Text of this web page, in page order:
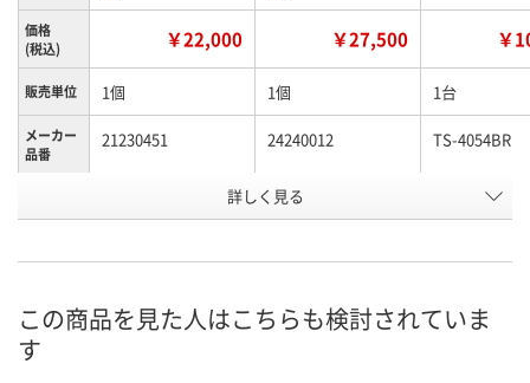
価格
(税込)
￥22,000 ￥27,500 ￥
販売単位 1個 1個 1台
メーカー
品番
21230451 24240012 TS-4054BR
AJE6011 E654952
9月3日（木）まで
詳しく見る
この商品を見た人はこちらも検討されていま
す